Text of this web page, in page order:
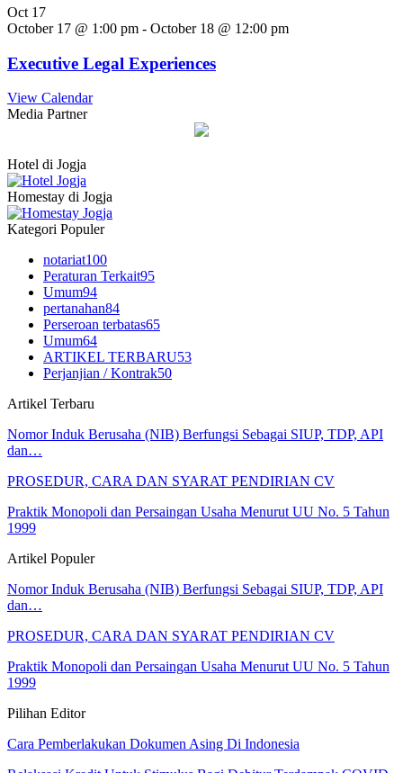
Oct 17
October 17 @ 1:00 pm - October 18 @ 12:00 pm
Executive Legal Experiences
View Calendar
Media Partner
Hotel di Jogja
Homestay di Jogja
Kategori Populer
notariat100
Peraturan Terkait95
Umum94
pertanahan84
Perseroan terbatas65
Umum64
ARTIKEL TERBARU53
Perjanjian / Kontrak50
Artikel Terbaru
Nomor Induk Berusaha (NIB) Berfungsi Sebagai SIUP, TDP, API
dan…
PROSEDUR, CARA DAN SYARAT PENDIRIAN CV
Praktik Monopoli dan Persaingan Usaha Menurut UU No. 5 Tahun
1999
Artikel Populer
Nomor Induk Berusaha (NIB) Berfungsi Sebagai SIUP, TDP, API
dan…
PROSEDUR, CARA DAN SYARAT PENDIRIAN CV
Praktik Monopoli dan Persaingan Usaha Menurut UU No. 5 Tahun
1999
Pilihan Editor
Cara Pemberlakukan Dokumen Asing Di Indonesia